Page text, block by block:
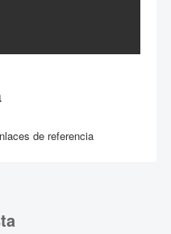
de referencia